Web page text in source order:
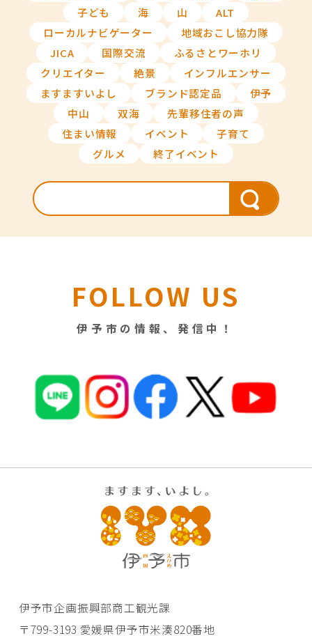
子ども
海 山
ALT
ローカルナビゲーター
地域おこし協力隊
JICA
国際交流
ふるさとワーホリ
クリエイター
絶景
インフルエンサー
ますますいよし
ブランド認定品
伊予
中山
双海
先輩移住者の声
住まい情報
イベント
子育て
グルメ
終了イベント
FOLLOW US
伊予市の情報、発信中！
伊予市企画振興部商工観光課
〒799-3193 愛媛県伊予市米湊820番地